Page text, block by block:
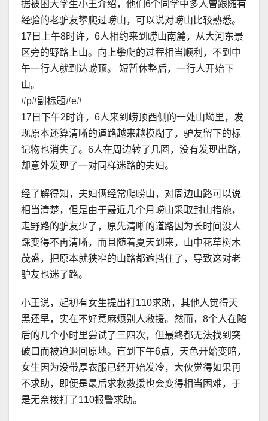
据被困大学生小王介绍，他们6个同学中多人曾跟随有
经验的老驴友攀爬过崂山，可以说对崂山比较熟悉。
17日上午8时许，6人相约来到崂山南麓，从大河东景
区旁的野路上山。向上攀爬的过程相当顺利，不到中
午一行人就到达崂顶。 短暂休整后，一行人开始下
山。
#p#副标题#e#
17日下午2时许，6人来到崂顶西侧的一处山坳里，发
现原本还算清晰的道路越来越模糊了，驴友留下的标
记物也消失了。6人在周边转了几圈，没有发现出路，
却意外发现了一对同样迷路的夫妇。
经了解得知，夫妇俩经常爬崂山，对周边山路可以说
相当清楚，但是由于最近几个月崂山采取封山措施，
走野路的驴友少了，原先清晰的道路因为长时间没人
踩变得不再清晰，而且随着夏天到来，山中花草树木
茂盛，把原本就狭窄的山路都遮挡住了，导致这对老
驴友也迷了路。
小王说，起初有女生提出打110求助，其他人觉得天
黑还早，实在不好意麻烦别人救援。然而，8个人在随
后的几个小时里尝试了三四次，但最终都无法找到突
破口而被迫退回原地。直到下午6点，天色开始变暗，
女生因为没带厚衣服已经开始发冷，大伙觉得如果再
不求助，即便是最后求救救援也会变得相当困难，于
是无奈拨打了110报警求助。